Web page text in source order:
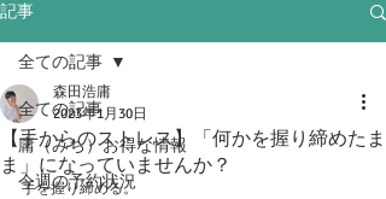
記事
全ての記事
庸（みち）お得な情報
今週の予約状況
全ての記事
【手からのストレス】「何かを握り締めたま
ま」になっていませんか？
森田浩庸
2023年1月30日
手を握り締める。